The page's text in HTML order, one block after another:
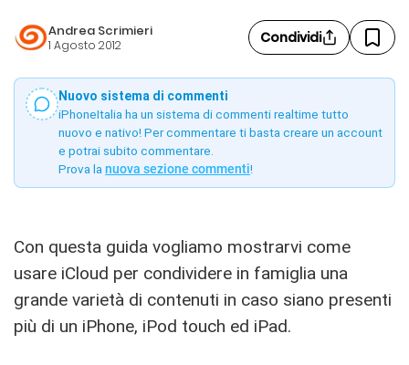
Andrea Scrimieri
1 Agosto 2012 Condividi
Nuovo sistema di commenti
iPhoneItalia ha un sistema di commenti realtime tutto
nuovo e nativo! Per commentare ti basta creare un account
e potrai subito commentare.
Prova la nuova sezione commenti!
Con questa guida vogliamo mostrarvi come
usare iCloud per condividere in famiglia una
grande varietà di contenuti in caso siano presenti
più di un iPhone, iPod touch ed iPad.